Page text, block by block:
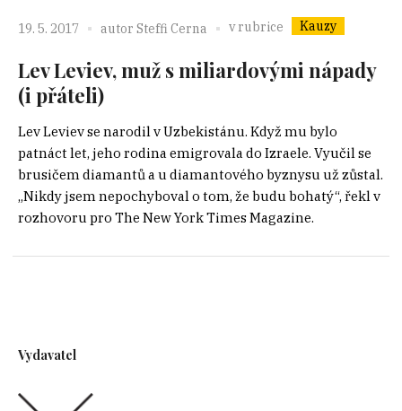
19. 5. 2017 autor Steffi Cerna v rubrice Kauzy
Lev Leviev, muž s miliardovými nápady
(i přáteli)
Lev Leviev se narodil v Uzbekistánu. Když mu bylo
patnáct let, jeho rodina emigrovala do Izraele. Vyučil se
brusičem diamantů a u diamantového byznysu už zůstal.
„Nikdy jsem nepochyboval o tom, že budu bohatý“, řekl v
rozhovoru pro The New York Times Magazine.
Vydavatel